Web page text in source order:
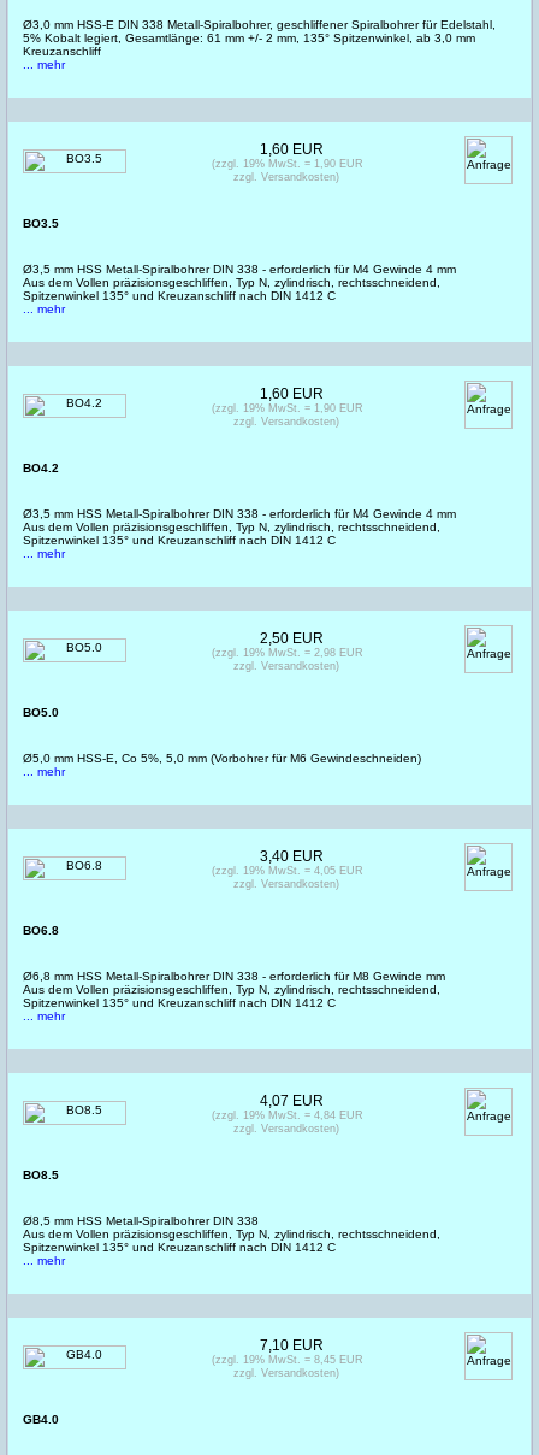
Ø3,0 mm HSS-E DIN 338 Metall-Spiralbohrer, geschliffener Spiralbohrer für Edelstahl,
5% Kobalt legiert, Gesamtlänge: 61 mm +/- 2 mm, 135° Spitzenwinkel, ab 3,0 mm
Kreuzanschliff
... mehr
BO3.5
Ø3,5 mm HSS Metall-Spiralbohrer DIN 338 - erforderlich für M4 Gewinde 4 mm
Aus dem Vollen präzisionsgeschliffen, Typ N, zylindrisch, rechtsschneidend,
Spitzenwinkel 135° und Kreuzanschliff nach DIN 1412 C
... mehr
1,60 EUR
(zzgl. 19% MwSt. = 1,90 EUR
zzgl. Versandkosten)
BO4.2
Ø3,5 mm HSS Metall-Spiralbohrer DIN 338 - erforderlich für M4 Gewinde 4 mm
Aus dem Vollen präzisionsgeschliffen, Typ N, zylindrisch, rechtsschneidend,
Spitzenwinkel 135° und Kreuzanschliff nach DIN 1412 C
... mehr
1,60 EUR
(zzgl. 19% MwSt. = 1,90 EUR
zzgl. Versandkosten)
BO5.0
Ø5,0 mm HSS-E, Co 5%, 5,0 mm (Vorbohrer für M6 Gewindeschneiden)
... mehr
2,50 EUR
(zzgl. 19% MwSt. = 2,98 EUR
zzgl. Versandkosten)
BO6.8
Ø6,8 mm HSS Metall-Spiralbohrer DIN 338 - erforderlich für M8 Gewinde mm
Aus dem Vollen präzisionsgeschliffen, Typ N, zylindrisch, rechtsschneidend,
Spitzenwinkel 135° und Kreuzanschliff nach DIN 1412 C
... mehr
3,40 EUR
(zzgl. 19% MwSt. = 4,05 EUR
zzgl. Versandkosten)
BO8.5
Ø8,5 mm HSS Metall-Spiralbohrer DIN 338
Aus dem Vollen präzisionsgeschliffen, Typ N, zylindrisch, rechtsschneidend,
Spitzenwinkel 135° und Kreuzanschliff nach DIN 1412 C
... mehr
4,07 EUR
(zzgl. 19% MwSt. = 4,84 EUR
zzgl. Versandkosten)
GB4.0
7,10 EUR
(zzgl. 19% MwSt. = 8,45 EUR
zzgl. Versandkosten)